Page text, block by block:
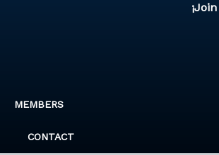
MEMBERS
CONTACT